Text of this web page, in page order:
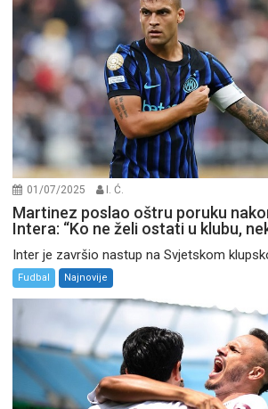
01/07/2025 I. Ć.
Martinez poslao oštru poruku
Intera: “Ko ne želi ostati u klubu,
Inter je završio nastup na Svjetskom
Fudbal Najnovije